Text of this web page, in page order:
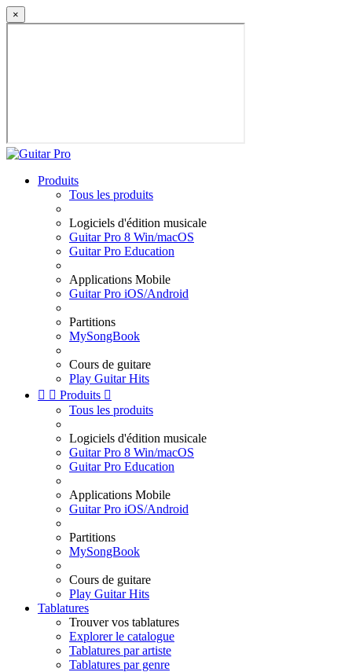
×
Produits
Tous les produits
Logiciels d'édition musicale
Guitar Pro 8 Win/macOS
Guitar Pro Education
Applications Mobile
Guitar Pro iOS/Android
Partitions
MySongBook
Cours de guitare
Play Guitar Hits
  Produits 
Tous les produits
Logiciels d'édition musicale
Guitar Pro 8 Win/macOS
Guitar Pro Education
Applications Mobile
Guitar Pro iOS/Android
Partitions
MySongBook
Cours de guitare
Play Guitar Hits
Tablatures
Trouver vos tablatures
Explorer le catalogue
Tablatures par artiste
Tablatures par genre